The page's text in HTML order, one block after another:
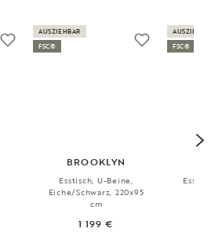
BROOKLYN
Esstisch, U-Beine,
Eiche/Schwarz, 220x95
cm
1 199 €
AUSZIEHBAR
FSC®
Esstisch,
AUSZIEHBAR
FSC®